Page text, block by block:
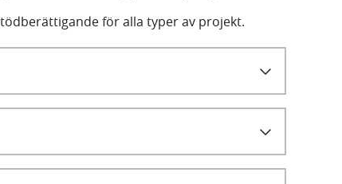
för alla typer av projekt.